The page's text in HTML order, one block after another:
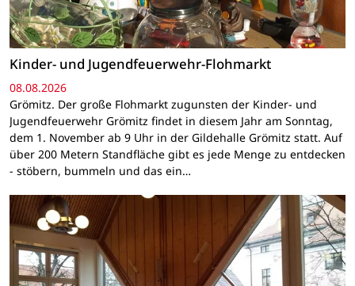
Kinder- und Jugendfeuerwehr-Flohmarkt
08.08.2026
Grömitz. Der große Flohmarkt zugunsten der Kinder- und
Jugendfeuerwehr Grömitz findet in diesem Jahr am Sonntag,
dem 1. November ab 9 Uhr in der Gildehalle Grömitz statt. Auf
über 200 Metern Standfläche gibt es jede Menge zu entdecken
- stöbern, bummeln und das ein…